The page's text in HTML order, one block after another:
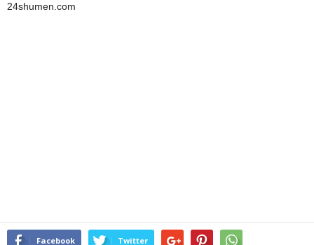
24shumen.com
Facebook Twitter